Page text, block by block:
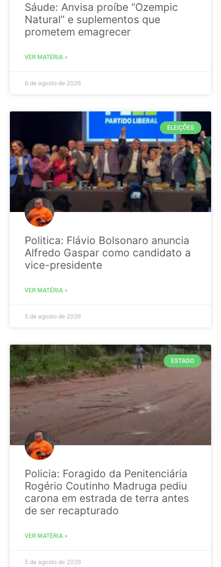
Sáude: Anvisa proíbe “Ozempic
Natural” e suplementos que
prometem emagrecer
VER MATÉRIA »
6 de agosto de 2026
ELEIÇÕES
Politica: Flávio Bolsonaro anuncia
Alfredo Gaspar como candidato a
vice-presidente
VER MATÉRIA »
5 de agosto de 2026
ESTADO
Policia: Foragido da Penitenciária
Rogério Coutinho Madruga pediu
carona em estrada de terra antes
de ser recapturado
VER MATÉRIA »
5 de agosto de 2026